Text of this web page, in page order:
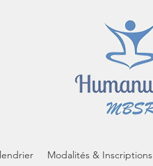
Modalités & Inscriptions